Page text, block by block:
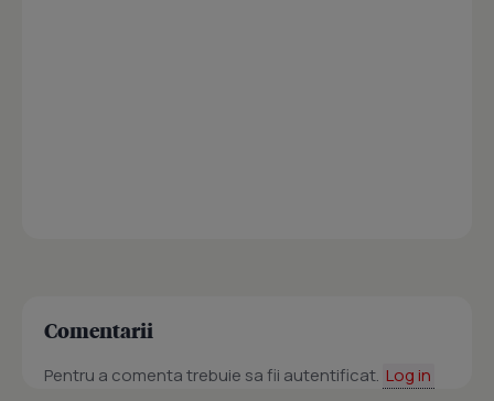
Comentarii
Pentru a comenta trebuie sa fii autentificat. Log in